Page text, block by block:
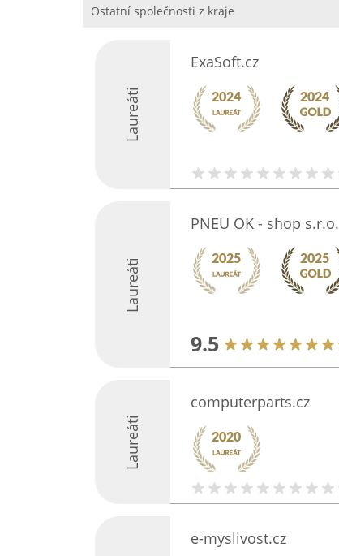
Ostatní společnosti z kraje
Laureáti
ExaSoft.cz
Laureáti
PNEU OK - shop s.r.o.
9.5
Laureáti
computerparts.cz
e-myslivost.cz